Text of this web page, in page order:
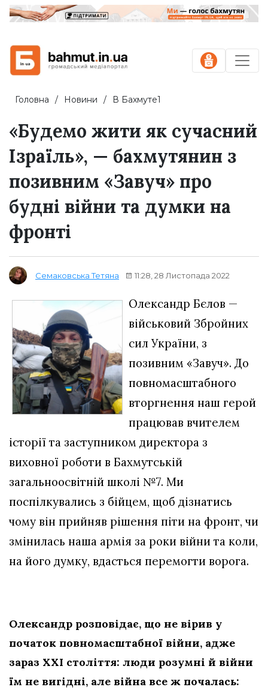
Головна Новини В Бахмуте1
«Будемо жити як сучасний
Ізраїль», — бахмутянин з
позивним «Завуч» про
будні війни та думки на
фронті
Семаковська Тетяна 11:28, 28 Листопада 2022
Олександр Бєлов —
військовий Збройних
сил України, з
позивним «Завуч». До
повномасштабного
вторгнення наш герой
працював вчителем
історії та заступником директора з
виховної роботи в Бахмутській
загальноосвітній школі №7. Ми
поспілкувались з бійцем, щоб дізнатись
чому він прийняв рішення піти на фронт, чи
змінилась наша армія за роки війни та коли,
на його думку, вдасться перемогти ворога.
Олександр розповідає, що не вірив у
початок повномасштабної війни, адже
зараз XXI століття: люди розумні й війни
їм не вигідні, але війна все ж почалась: